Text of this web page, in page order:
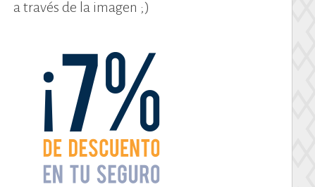
a través de la imagen ;)